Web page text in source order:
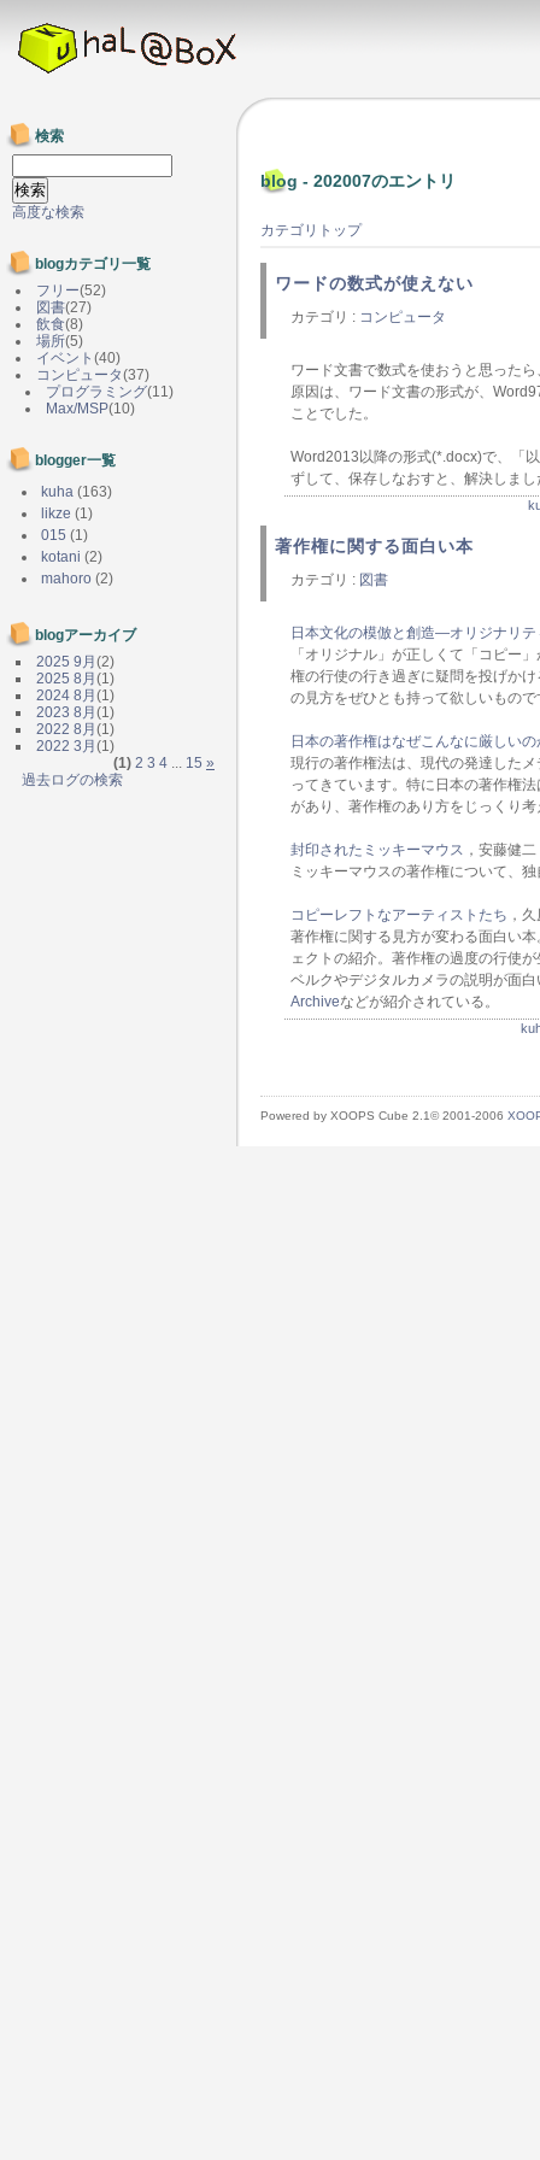
blog - 202007のエントリ
カテゴリトップ
ワードの数式が使えない
カテゴリ : コンピュータ
ワード文書で数式を使おうと思った
原因は、ワード文書の形式が、
ことでした。
Word2013以降の形式(*.docx)で、「
ずして、保存しなおすと、解決しまし
著作権に関する面白い本
カテゴリ : 図書
日本文化の模倣と創造―オリジナリテ
「オリジナル」が正しくて「コピー
権の行使の行き過ぎに疑問を投げか
の見方をぜひとも持って欲しいもので
日本の著作権はなぜこんなに厳しいの
現行の著作権法は、現代の発達した
ってきています。特に日本の著作権
があり、著作権のあり方をじっくり
封印されたミッキーマウス ，安藤健
ミッキーマウスの著作権について、
コピーレフトなアーティストたち ，
著作権に関する見方が変わる面白い
ェクトの紹介。著作権の過度の行使
ベルクやデジタルカメラの説明が面
Archiveなどが紹介されている。
Powered by XOOPS Cube 2.1© 2001-2006
検索
高度な検索
blogカテゴリ一覧
フリー(52)
図書(27)
飲食(8)
場所(5)
イベント (40)
コンピュータ(37)
プログラミング(11)
Max/MSP(10)
blogger一覧
kuha (163)
likze (1)
015 (1)
kotani (2)
mahoro (2)
blogアーカイブ
2025 9月 (2)
2025 8月 (1)
2024 8月 (1)
2023 8月 (1)
2022 8月 (1)
2022 3月 (1)
(1) 2 3 4 ... 15 »
過去ログの検索